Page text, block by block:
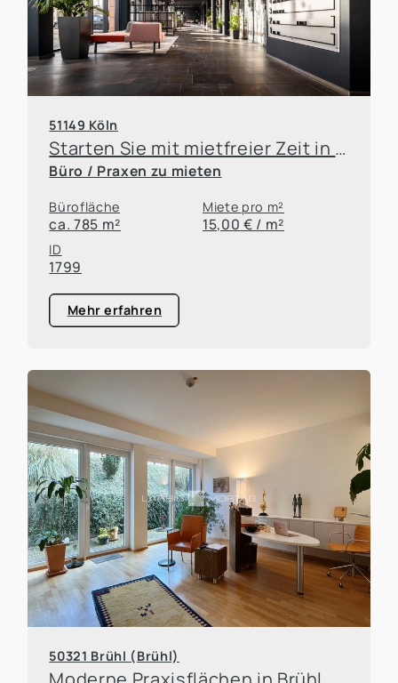
51149 Köln
Starten Sie mit mietfreier Zeit in Ihre neuen Flächen!
Büro / Praxen zu mieten
Bürofläche
ca. 785 m²
Miete pro m²
15,00 € / m²
ID
1799
Mehr erfahren
50321 Brühl (Brühl)